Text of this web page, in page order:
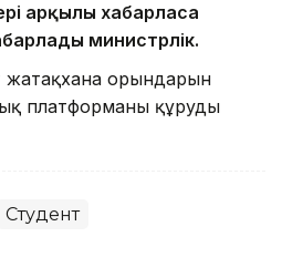
арқылы хабарласа
министрлік.
жатақхана орындарын
платформаны құруды
Студент